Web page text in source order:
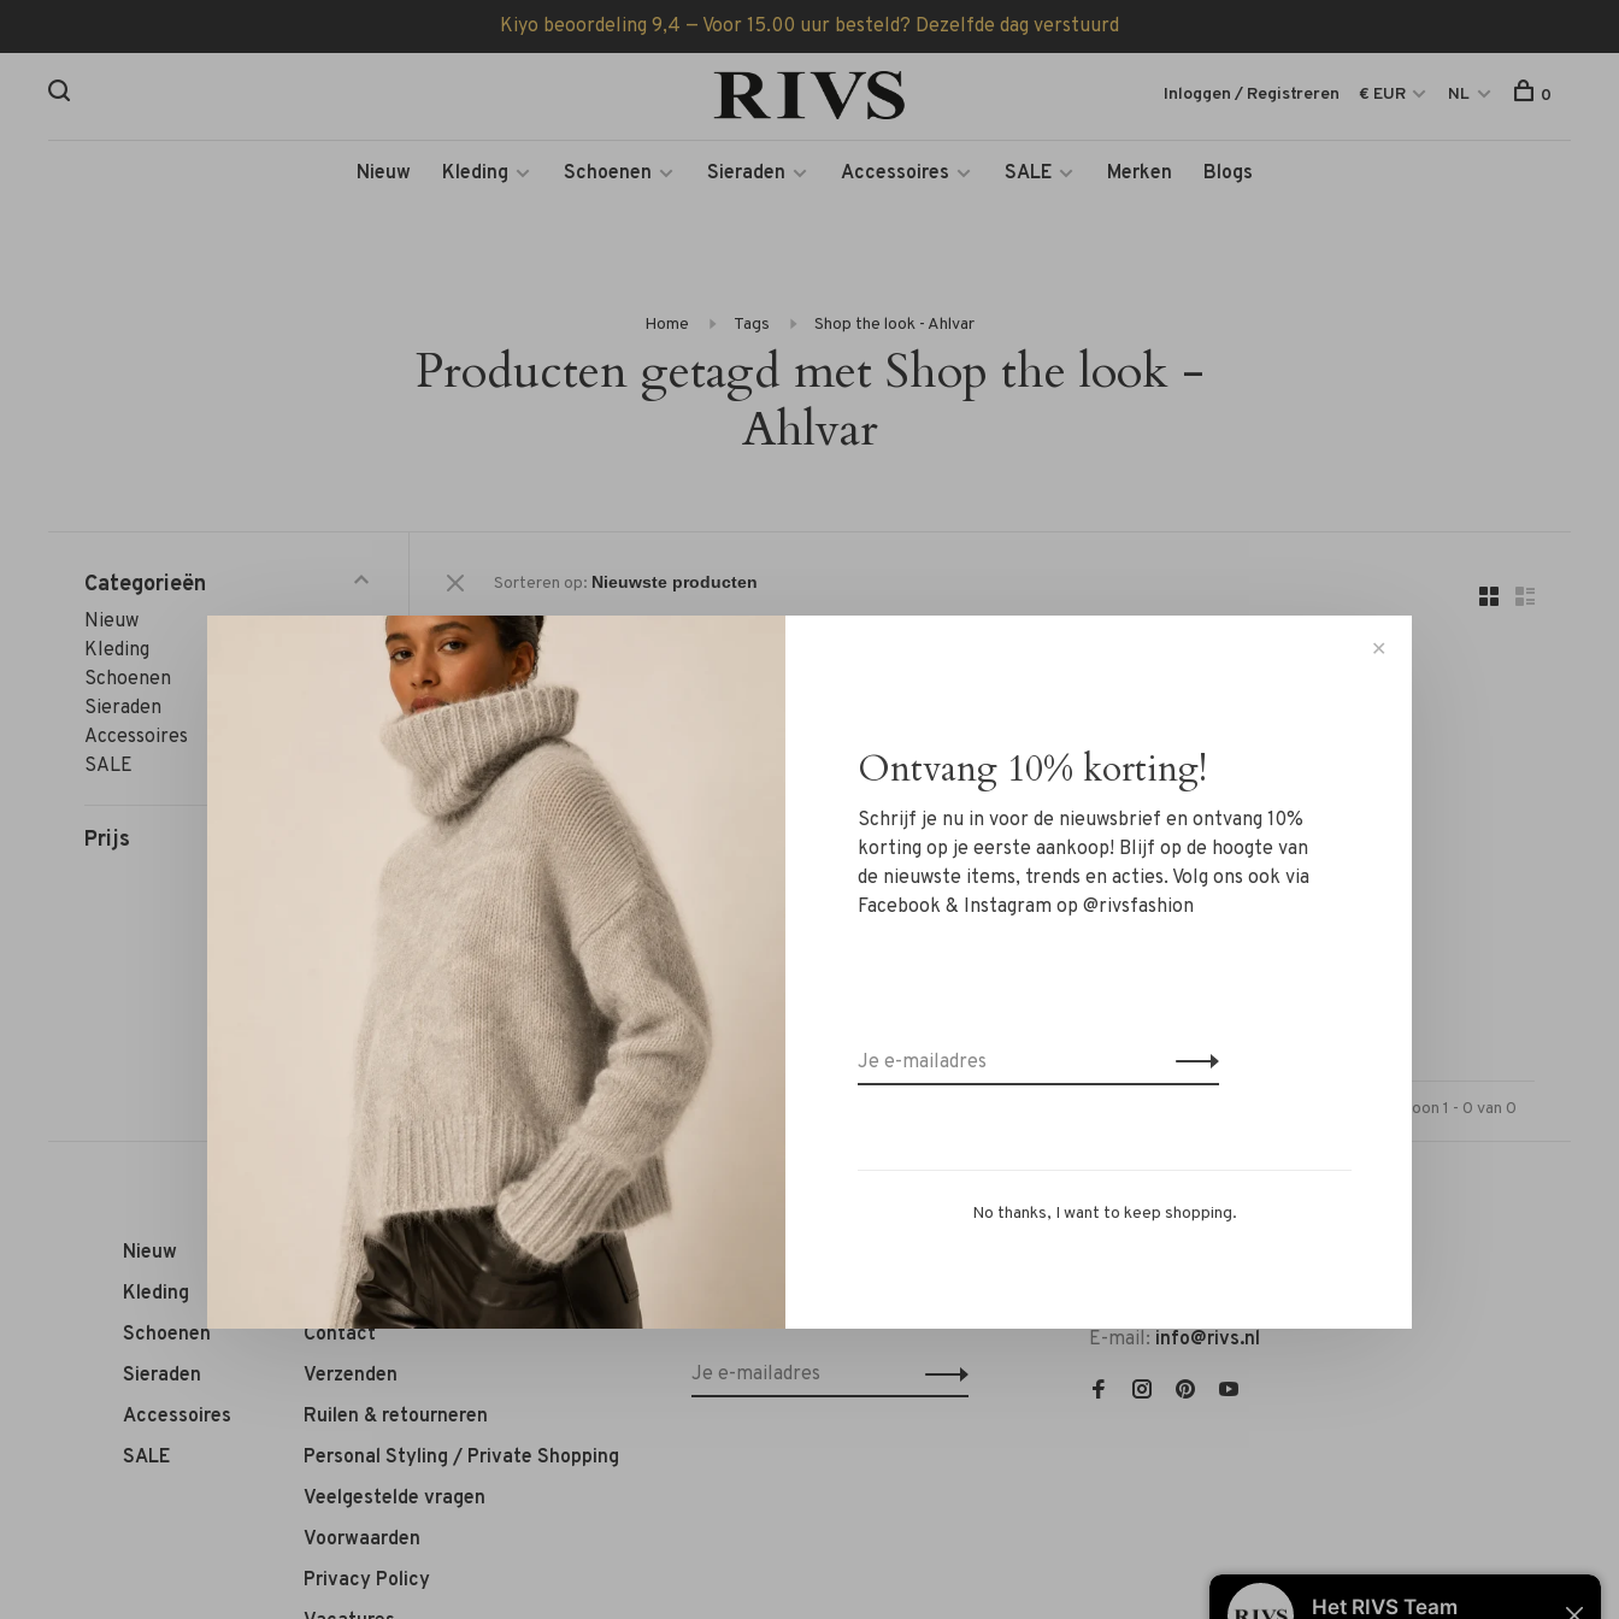
Kiyo beoordeling 9,4 — Voor 15.00 uur besteld? Dezelfde dag verstuurd
Nieuw Kleding Schoenen Sieraden Accessoires SALE Merken Blogs
Inloggen / Registreren € EUR NL 0
Home Tags Shop the look - Ahlvar
Producten getagd met Shop the look -
Ahlvar
Categorieën
Nieuw
Kleding
Schoenen
Sieraden
Accessoires
SALE
Prijs
Sorteren op:
Geen producten gevonden!...
Sorteren op: Toon 1 - 0 van 0
Nieuw
Kleding
Schoenen
Sieraden
Accessoires
SALE
RIVS Store
Over ons
Contact
Verzenden
Ruilen & retourneren
Personal Styling / Private Shopping
Veelgestelde vragen
Voorwaarden
Privacy Policy
E-mail: info@rivs.nl
✕
Ontvang 10% korting!
Schrijf je nu in voor de nieuwsbrief en ontvang 10%
korting op je eerste aankoop! Blijf op de hoogte van
de nieuwste items, trends en acties. Volg ons ook via
Facebook & Instagram op @rivsfashion
No thanks, I want to keep shopping.